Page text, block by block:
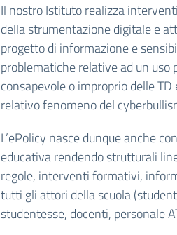
Il nostro Istituto realizza
della strumentazione digitale e
progetto di informazione e
problematiche relative ad un uso
consapevole o improprio delle
relativo fenomeno del
L’ePolicy nasce dunque anche
educativa rendendo strutturali
regole, interventi formativi,
tutti gli attori della scuola
studentesse, docenti, personale